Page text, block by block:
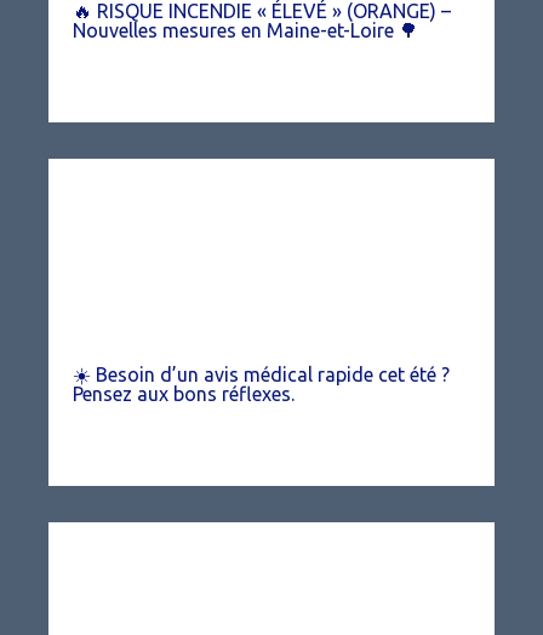
🔥 RISQUE INCENDIE « ÉLEVÉ » (ORANGE) –
Nouvelles mesures en Maine-et-Loire 🌳
☀️ Besoin d’un avis médical rapide cet été ?
Pensez aux bons réflexes.